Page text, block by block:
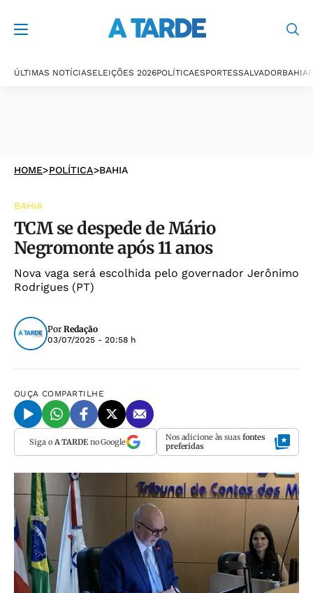
ÚLTIMAS NOTÍCIASELEIÇÕES 2026POLÍTICAESPORTESSALVADORBAHIA
HOME>POLÍTICA>BAHIA
BAHIA
TCM se despede de Mário
Negromonte após 11 anos
Nova vaga será escolhida pelo governador Jerônimo
Rodrigues (PT)
Por Redação
03/07/2025 - 20:58 h
OUÇA COMPARTILHE
Siga o A TARDEno Google Nos adicione às suas fontes
preferidas